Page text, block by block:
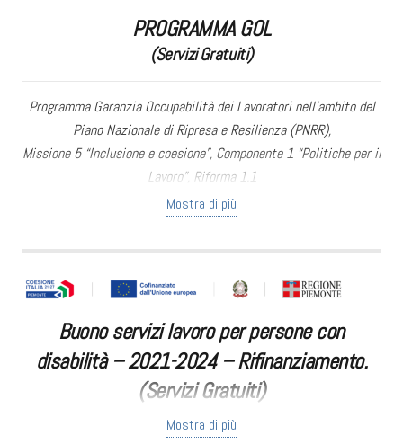
PROGRAMMA GOL
(Servizi Gratuiti)
Programma Garanzia Occupabilità dei Lavoratori nell’ambito del
Piano Nazionale di Ripresa e Resilienza (PNRR),
Missione 5 “Inclusione e coesione”, Componente 1 “Politiche per il
Lavoro”, Riforma 1.1
“Politiche Attive del Lavoro e Formazione”, finanziato dall’Unione
europea – Next Generation EU
Lavoratori ,” è una iniziativa volta a stimolare l’occupazione in Italia
Ripresa e Resilienza (PNRR) con una durata prevista dal 2021 al
2025.
I destinatari del programma GOL includono diversi gruppi:
Lavoratori fragili: NEET, donne svantaggiate, disabili, e
Mostra di più
Buono servizi lavoro per persone con
disabilità – 2021-2024 – Rifinanziamento.
(Servizi Gratuiti)
Con la determina dirigenziale n. 798 del 20/12/2024 sono state
Mostra di più